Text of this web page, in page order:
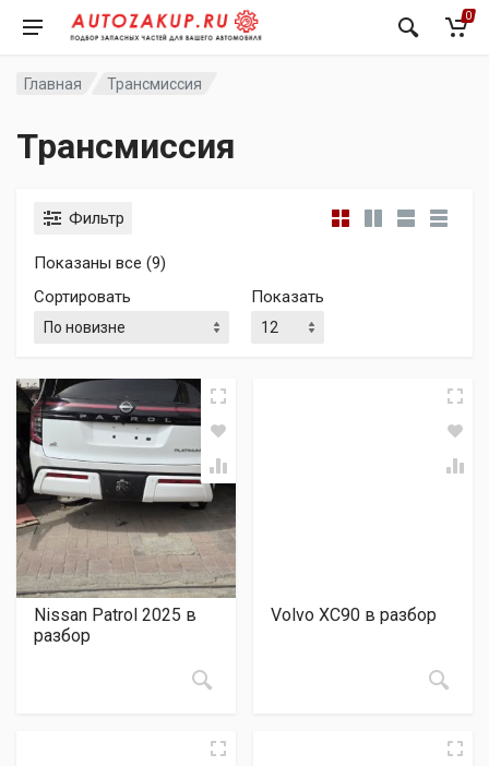
0
Главная Трансмиссия
Трансмиссия
Фильтр
Показаны все (9)
Сортировать
Показать
Nissan Patrol 2025 в
разбор
Volvo XC90 в разбор